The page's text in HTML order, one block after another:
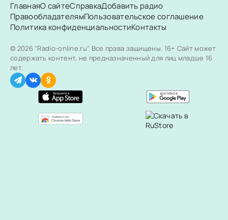
ГлавнаяО сайтеСправкаДобавить радио
ПравообладателямПользовательское соглашение
Политика конфиденциальностиКонтакты
© 2026 "Radio-online.ru" Все права защищены. 16+ Сайт может
содержать контент, не предназначенный для лиц младше 16
лет.